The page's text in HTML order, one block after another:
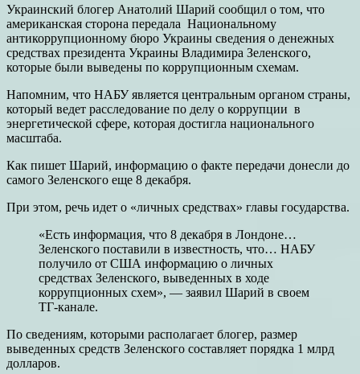
Украинский блогер Анатолий Шарий сообщил о том, что
американская сторона передала Национальному
антикоррупционному бюро Украины сведения о денежных
средствах президента Украины Владимира Зеленского,
которые были выведены по коррупционным схемам.
Напомним, что НАБУ является центральным органом страны,
который ведет расследование по делу о коррупции в
энергетической сфере, которая достигла национального
масштаба.
Как пишет Шарий, информацию о факте передачи донесли до
самого Зеленского еще 8 декабря.
При этом, речь идет о «личных средствах» главы государства.
«Есть информация, что 8 декабря в Лондоне…
Зеленского поставили в известность, что… НАБУ
получило от США информацию о личных
средствах Зеленского, выведенных в ходе
коррупционных схем», — заявил Шарий в своем
TГ-канале.
По сведениям, которыми располагает блогер, размер
выведенных средств Зеленского составляет порядка 1 млрд
долларов.